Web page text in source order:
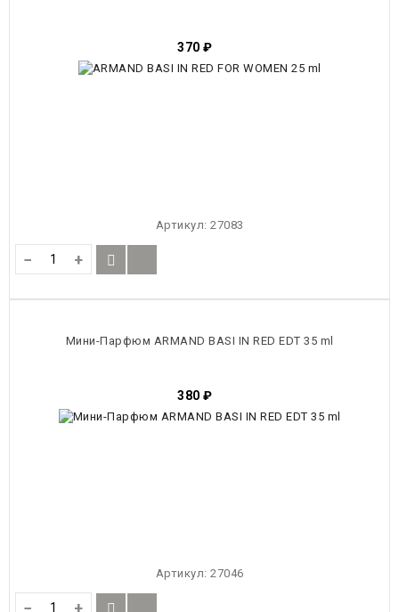
370 ₽
Артикул: 27083
− +
Мини-Парфюм ARMAND BASI IN RED EDT 35 ml
380 ₽
Артикул: 27046
− +